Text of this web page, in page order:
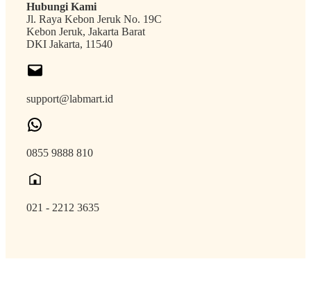
Hubungi Kami
Jl. Raya Kebon Jeruk No. 19C
Kebon Jeruk, Jakarta Barat
DKI Jakarta, 11540
support@labmart.id
0855 9888 810
021 - 2212 3635